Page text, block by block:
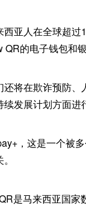
西亚人在全球超过
的电子钱包和银
将在欺诈预防、
发展计划方面进
，这是一个被
是马来西亚国家